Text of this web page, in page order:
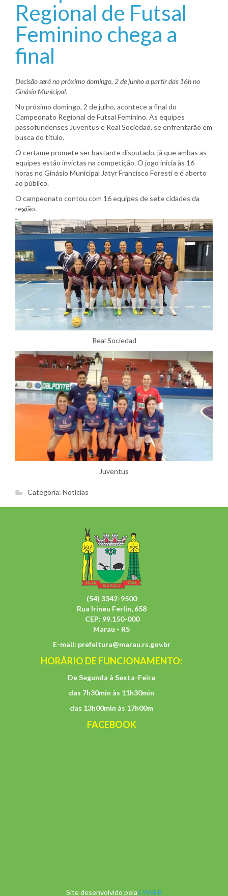
Regional de Futsal
Feminino chega a
final
Decisão será no próximo domingo, 2 de junho a partir das 16h no
Ginásio Municipal.
No próximo domingo, 2 de julho, acontece a final do
Campeonato Regional de Futsal Feminino. As equipes
passofundenses Juventus e Real Sociedad, se enfrentarão em
busca do título.
O certame promete ser bastante disputado, já que ambas as
equipes estão invictas na competição. O jogo inicia às 16
horas no Ginásio Municipal Jatyr Francisco Foresti e é aberto
ao público.
O campeonato contou com 16 equipes de sete cidades da
região.
Real Sociedad
Juventus
Categoria: Notícias
(54) 3342-9500
Rua Irineu Ferlin, 658
CEP: 99.150-000
Marau - RS
E-mail: prefeitura@marau.rs.gov.br
HORÁRIO DE FUNCIONAMENTO:
De Segunda à Sexta-Feira
das 7h30min às 11h30min
das 13h00min às 17h00m
FACEBOOK
Site desenvolvido pela L9WEB